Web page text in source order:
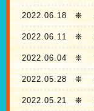
2022.06.18 ❊
2022.06.11 ❊
2022.06.04 ❊
2022.05.28 ❊
2022.05.21 ❊